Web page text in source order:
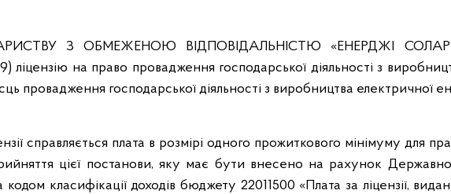
З ОБМЕЖЕНОЮ ВІДПОВІДАЛЬНІСТЮ «ЕНЕРДЖІ СОЛАР
на право провадження господарської діяльності з
провадження господарської діяльності з виробництва електричної
справляється плата в розмірі одного прожиткового мінімуму для
цієї постанови, яку має бути внесено на рахунок
класифікації доходів бюджету 22011500 «Плата за ліцензії,